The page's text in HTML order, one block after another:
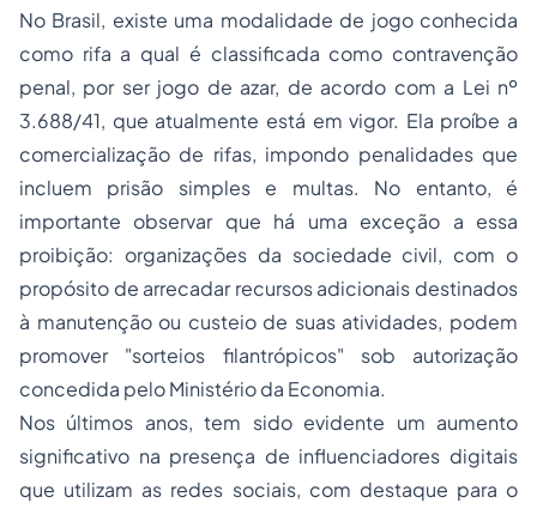
No Brasil, existe uma modalidade de jogo conhecida
como rifa a qual é classificada como contravenção
penal, por ser jogo de azar, de acordo com a Lei nº
3.688/41, que atualmente está em vigor. Ela proíbe a
comercialização de rifas, impondo penalidades que
incluem prisão simples e multas. No entanto, é
importante observar que há uma exceção a essa
proibição: organizações da sociedade civil, com o
propósito de arrecadar recursos adicionais destinados
à manutenção ou custeio de suas atividades, podem
promover "sorteios filantrópicos" sob autorização
concedida pelo Ministério da Economia.
Nos últimos anos, tem sido evidente um aumento
significativo na presença de influenciadores digitais
que utilizam as redes sociais, com destaque para o